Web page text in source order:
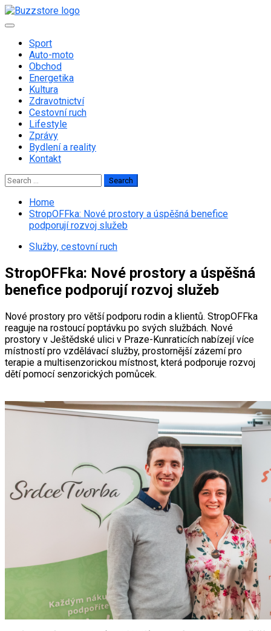
Skip
to
Primary
Sport
Auto-moto
Obchod
Energetika
Kultura
Zdravotnictví
Cestovní ruch
Lifestyle
Zprávy
Bydlení a reality
Kontakt
Search
for:
Home
StropOFFka: Nové prostory a úspěšná benefice
podporují rozvoj služeb
Služby, cestovní ruch
StropOFFka: Nové prostory a úspěšná
benefice podporují rozvoj služeb
Nové prostory pro větší podporu rodin a klientů. StropOFFka
reaguje na rostoucí poptávku po svých službách. Nové
prostory v Ještědské ulici v Praze-Kunraticích nabízejí více
místností pro vzdělávací služby, prostornější zázemí pro
terapie a multisenzorickou místnost, která podporuje rozvoj
dětí pomocí senzorických pomůcek.